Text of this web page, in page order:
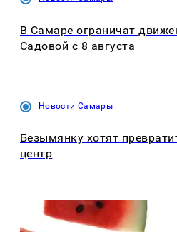
В Самаре ограничат
Садовой с 8 августа
Новости Самары
Безымянку хотят
центр